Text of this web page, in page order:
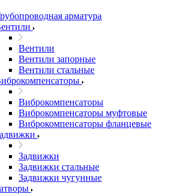
арматура
Вентили
Вентили запорные
Вентили стальные
Виброкомпенсаторы
Виброкомпенсаторы муфтовые
Виброкомпенсаторы фланцевые
Задвижки
Задвижки стальные
Задвижки чугунные